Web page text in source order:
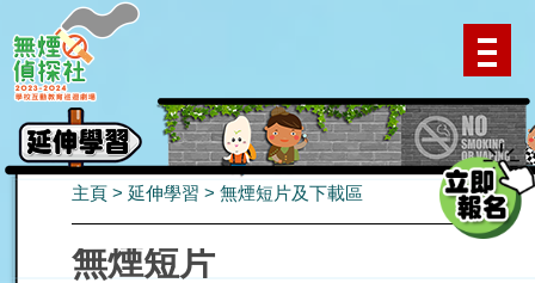
主頁 > 延伸學習 > 無煙短片及下載區
無煙短片